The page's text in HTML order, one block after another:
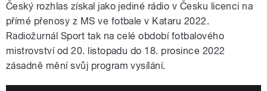
Český rozhlas získal jako jediné rádio v Česku licenci na
přímé přenosy z MS ve fotbale v Kataru 2022.
Radiožurnál Sport tak na celé období fotbalového
mistrovství od 20. listopadu do 18. prosince 2022
zásadně mění svůj program vysílání.